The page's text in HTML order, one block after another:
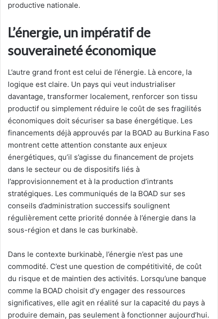
productive nationale.
L’énergie, un impératif de
souveraineté économique
L’autre grand front est celui de l’énergie. Là encore, la
logique est claire. Un pays qui veut industrialiser
davantage, transformer localement, renforcer son tissu
productif ou simplement réduire le coût de ses fragilités
économiques doit sécuriser sa base énergétique. Les
financements déjà approuvés par la BOAD au Burkina Faso
montrent cette attention constante aux enjeux
énergétiques, qu’il s’agisse du financement de projets
dans le secteur ou de dispositifs liés à
l’approvisionnement et à la production d’intrants
stratégiques. Les communiqués de la BOAD sur ses
conseils d’administration successifs soulignent
régulièrement cette priorité donnée à l’énergie dans la
sous-région et dans le cas burkinabè.
Dans le contexte burkinabè, l’énergie n’est pas une
commodité. C’est une question de compétitivité, de coût
du risque et de maintien des activités. Lorsqu’une banque
comme la BOAD choisit d’y engager des ressources
significatives, elle agit en réalité sur la capacité du pays à
produire demain, pas seulement à fonctionner aujourd’hui.